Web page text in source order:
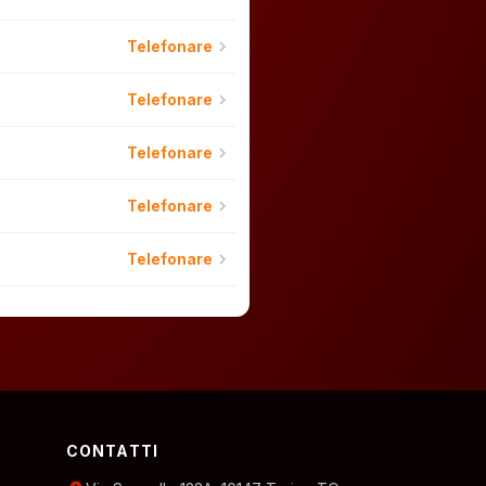
Telefonare chevron_right
Telefonare chevron_right
Telefonare chevron_right
Telefonare chevron_right
Telefonare chevron_right
CONTATTI